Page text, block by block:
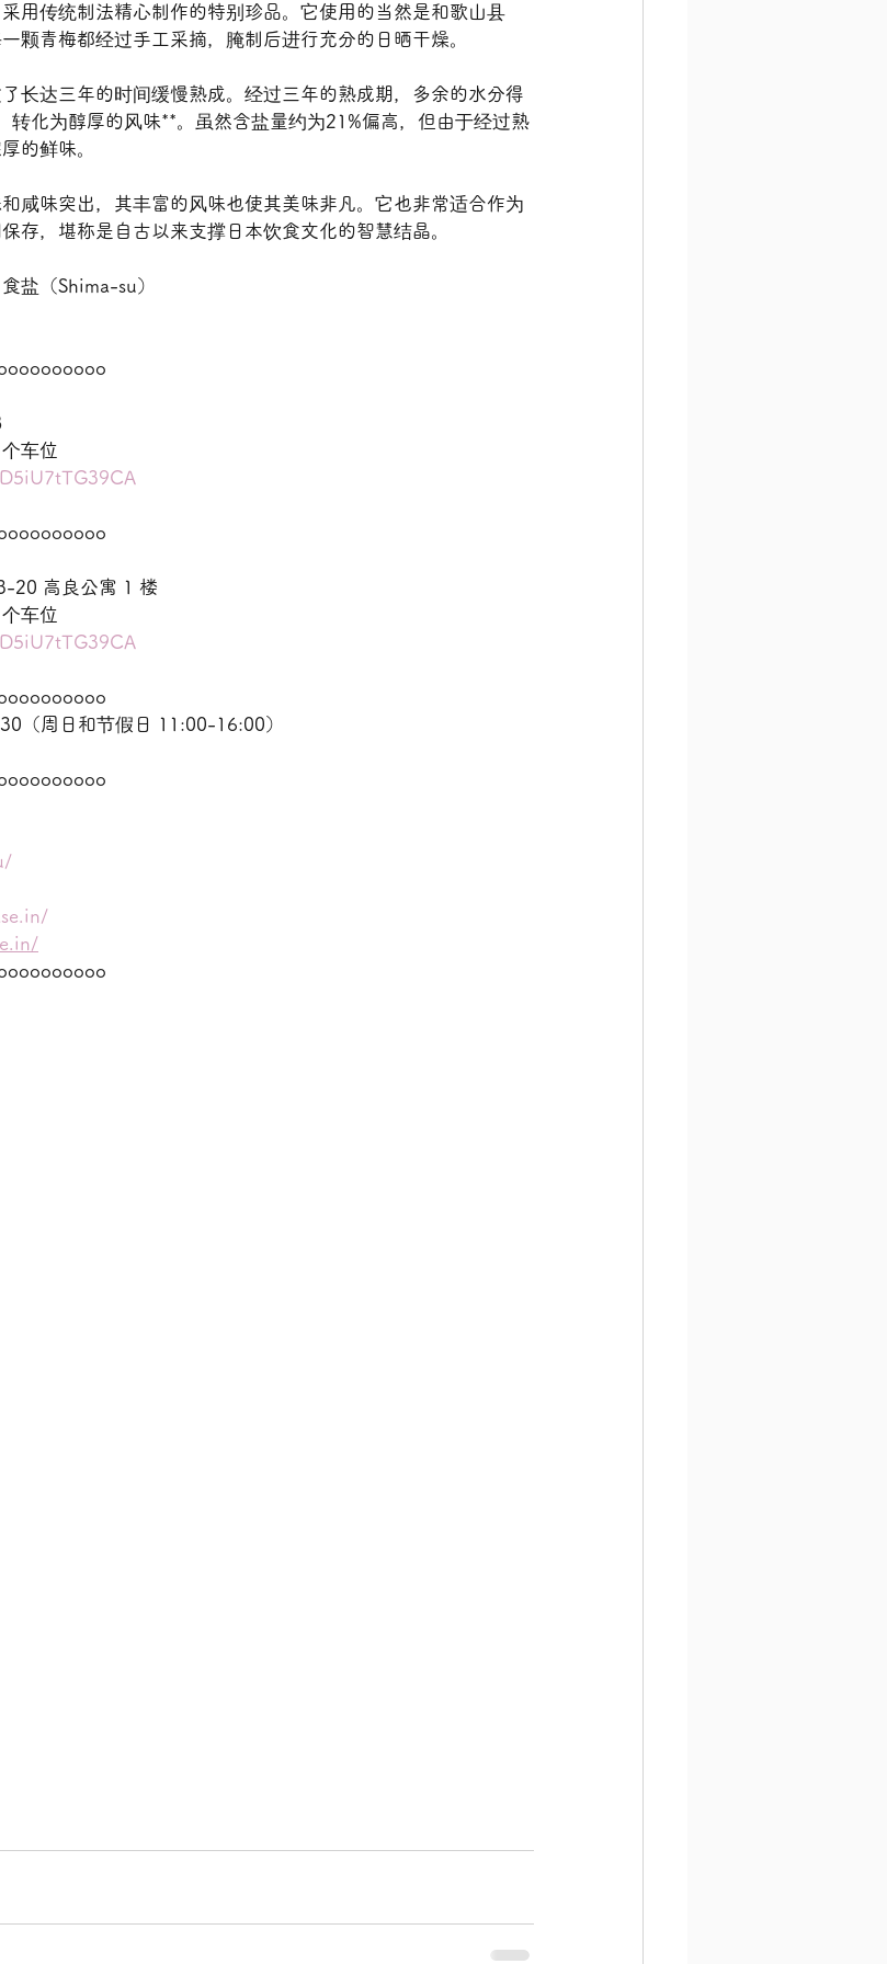
用传统制法精心制作的特别珍品。它使用的当然是和歌山县
颗青梅都经过手工采摘，腌制后进行充分的日晒干燥。
长达三年的时间缓慢熟成。经过三年的熟成期，多余的水分得
转化为醇厚的风味**。虽然含盐量约为21%偏高，但由于经过熟
的鲜味。
咸味突出，其丰富的风味也使其美味非凡。它也非常适合作为
存，堪称是自古以来支撑日本饮食文化的智慧结晶。
盐（Shima-su）
车位
20 高良公寓 1 楼
车位
（周日和节假日 11:00-16:00）